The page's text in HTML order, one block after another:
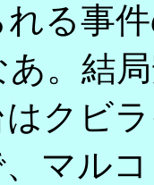
れる事
。結
クビ
マル